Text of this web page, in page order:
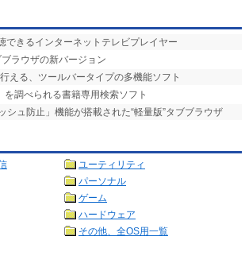
きるインターネットテレビプレイヤー
ラウザの新バージョン
える、ツールバータイプの多機能ソフト
調べられる書籍専用検索ソフト
ュ防止」機能が搭載された“軽量版”タブブラウザ
ユーティリティ
パーソナル
ゲーム
ハードウェア
その他、全OS用一覧